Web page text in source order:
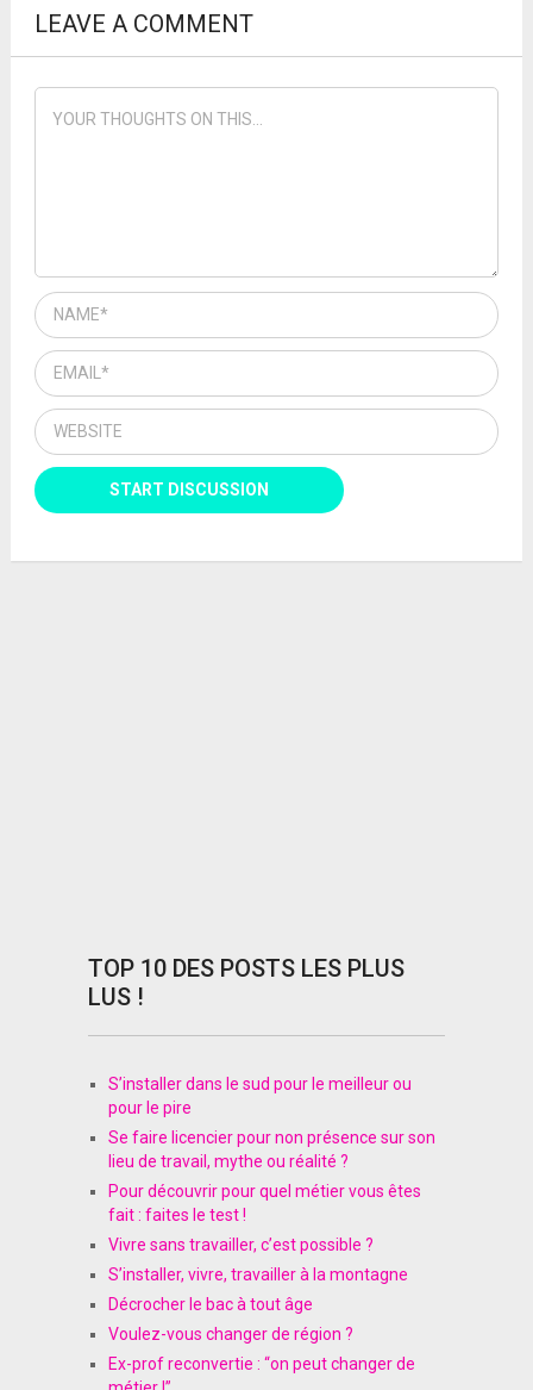
LEAVE A COMMENT
TOP 10 DES POSTS LES PLUS
LUS !
S’installer dans le sud pour le meilleur ou
pour le pire
Se faire licencier pour non présence sur son
lieu de travail, mythe ou réalité ?
Pour découvrir pour quel métier vous êtes
fait : faites le test !
Vivre sans travailler, c’est possible ?
S’installer, vivre, travailler à la montagne
Décrocher le bac à tout âge
Voulez-vous changer de région ?
Ex-prof reconvertie : “on peut changer de